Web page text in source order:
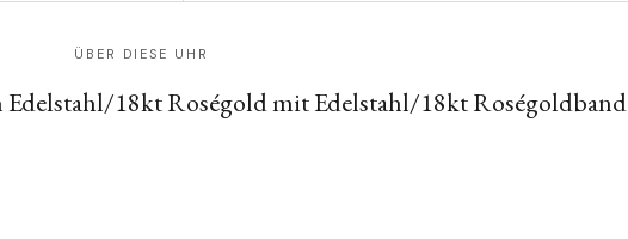
ÜBER DIESE UHR
18kt Roségold mit Edelstahl/18kt Roségoldband